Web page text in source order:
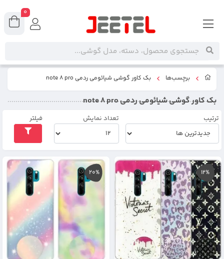
برچسب‌ها بک کاور گوشی شیائومی ردمی note 8 pro
بک کاور گوشی شیائومی ردمی note 8 pro
ترتیب تعداد نمایش فیلتر
12%
20%
0